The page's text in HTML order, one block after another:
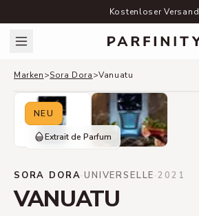
Kostenloser Versand
Marken>Sora Dora>Vanuatu
NEU
Extrait de Parfum
SORA DORA·UNIVERSELLE·2021
VANUATU